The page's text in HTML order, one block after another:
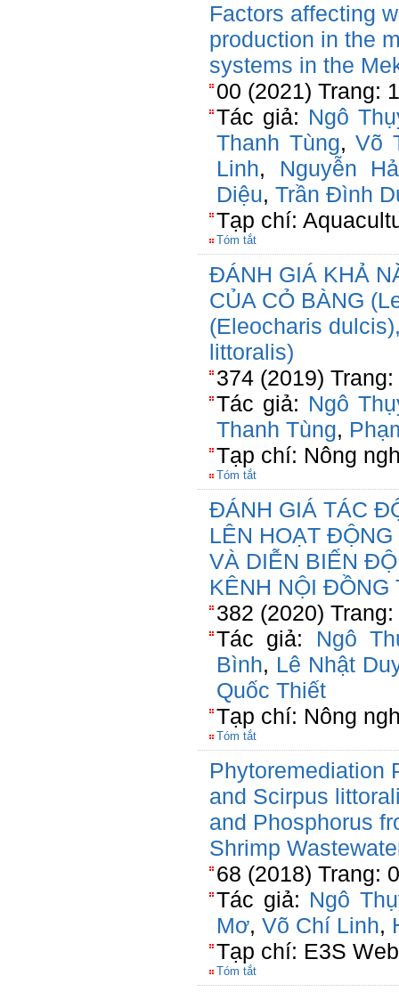
Factors affecting
production in the
systems in the
00 (2021) Trang:
Tác giả: Ngô
Thanh Tùng,Võ
Linh, Nguyễn
Diệu, Trần Đình
Tạp chí:
Tóm tắt
ĐÁNH GIÁ KHẢ
CỦA CỎ BÀNG
(Eleocharis
littoralis)
374 (2019)
Tác giả: Ngô
Thanh Tùng,
Tạp chí: Nông
Tóm tắt
ĐÁNH GIÁ TÁC
LÊN HOẠT
VÀ DIỄN BIẾN
KÊNH NỘI ĐỒNG
382 (2020)
Tác giả: Ngô
Bình, Lê Nhật
Quốc Thiết
Tạp chí: Nông
Tóm tắt
Phytoremediation
and Scirpus
and Phosphorus
Shrimp
68 (2018) Trang:
Tác giả: Ngô
Mơ, Võ Chí Linh,
Tạp chí: E3S
Tóm tắt